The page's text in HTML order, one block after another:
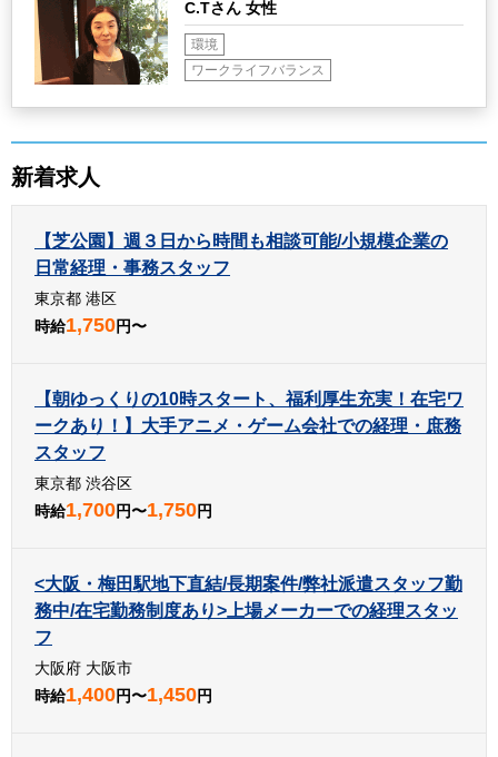
C.Tさん 女性
環境
ワークライフバランス
新着求人
【芝公園】週３日から時間も相談可能/小規模企業の
日常経理・事務スタッフ
東京都 港区
時給1,750円〜
【朝ゆっくりの10時スタート、福利厚生充実！在宅ワ
ークあり！】大手アニメ・ゲーム会社での経理・庶務
スタッフ
東京都 渋谷区
時給1,700円〜1,750円
<大阪・梅田駅地下直結/長期案件/弊社派遣スタッフ勤
務中/在宅勤務制度あり>上場メーカーでの経理スタッ
フ
大阪府 大阪市
時給1,400円〜1,450円